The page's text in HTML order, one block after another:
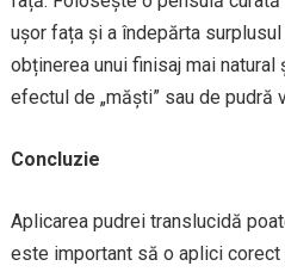
ușor fața și a îndepărta
obținerea unui finisaj mai natural
efectul de „măști” sau de pudră
Concluzie
Aplicarea pudrei translucidă
este important să o aplici